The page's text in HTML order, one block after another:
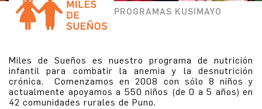
PROGRAMAS KUSIMAYO
Miles de Sueños es nuestro programa de nutrición
infantil para combatir la anemia y la desnutrición
crónica. Comenzamos en 2008 con sólo 8 niños y
actualmente apoyamos a 550 niños (de 0 a 5 años) en
42 comunidades rurales de Puno.